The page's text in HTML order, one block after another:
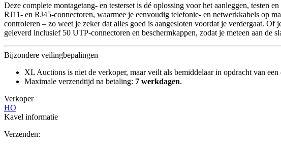
Deze complete montagetang- en testerset is dé oplossing voor het aanleggen,
RJ11- en RJ45-connectoren, waarmee je eenvoudig telefonie- en netwerkkabels op
controleren – zo weet je zeker dat alles goed is aangesloten voordat je verdergaat.
geleverd inclusief 50 UTP-connectoren en beschermkappen, zodat je meteen aan
Bijzondere veilingbepalingen
XL Auctions is niet de verkoper, maar veilt als bemiddelaar in opdracht van een
Maximale verzendtijd na betaling: 7 werkdagen.
Verkoper
HO
Kavel informatie
Verzenden: